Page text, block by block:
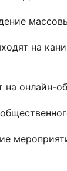
на
онлайн-